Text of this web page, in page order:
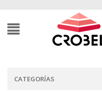
CATEGORÍAS